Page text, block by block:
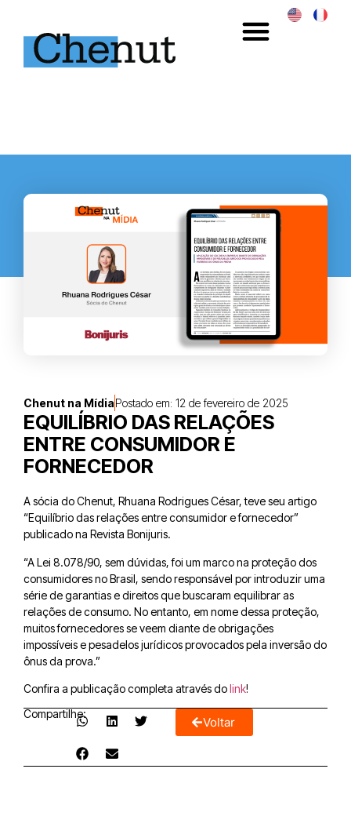
Chenut na MídiaPostado em: 12 de fevereiro de 2025
EQUILÍBRIO DAS RELAÇÕES
ENTRE CONSUMIDOR E
FORNECEDOR
A sócia do Chenut, Rhuana Rodrigues César, teve seu artigo
“Equilíbrio das relações entre consumidor e fornecedor”
publicado na Revista Bonijuris.
“A Lei 8.078/90, sem dúvidas, foi um marco na proteção dos
consumidores no Brasil, sendo responsável por introduzir uma
série de garantias e direitos que buscaram equilibrar as
relações de consumo. No entanto, em nome dessa proteção,
muitos fornecedores se veem diante de obrigações
impossíveis e pesadelos jurídicos provocados pela inversão do
ônus da prova.”
Confira a publicação completa através dolink!
Compartilhe:
Voltar